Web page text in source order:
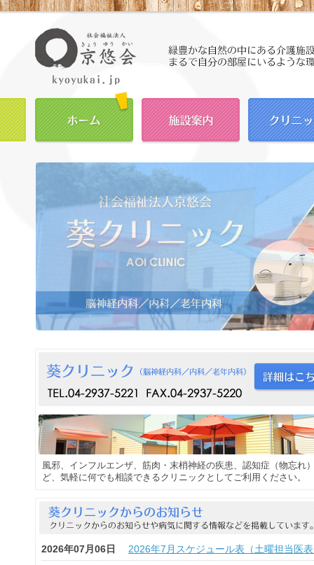
風邪、インフルエンザ、筋肉・末梢神経の疾患、認知症（物忘れ
ど、気軽に何でも相談できるクリニックとしてご利用ください。
2026年07月06日
2026年7月スケジュール表（土曜担当医